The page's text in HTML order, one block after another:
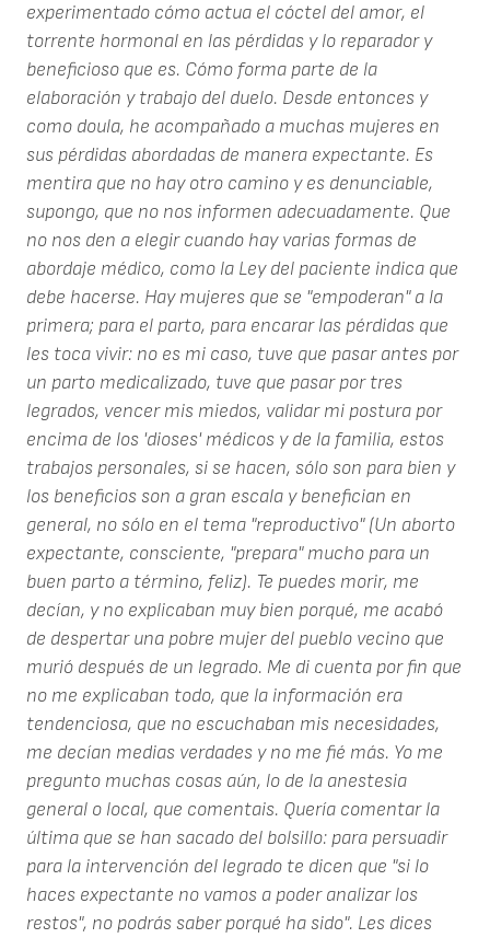
experimentado cómo actua el cóctel del amor, el
torrente hormonal en las pérdidas y lo reparador y
beneficioso que es. Cómo forma parte de la
elaboración y trabajo del duelo. Desde entonces y
como doula, he acompañado a muchas mujeres en
sus pérdidas abordadas de manera expectante. Es
mentira que no hay otro camino y es denunciable,
supongo, que no nos informen adecuadamente. Que
no nos den a elegir cuando hay varias formas de
abordaje médico, como la Ley del paciente indica que
debe hacerse. Hay mujeres que se "empoderan" a la
primera; para el parto, para encarar las pérdidas que
les toca vivir: no es mi caso, tuve que pasar antes por
un parto medicalizado, tuve que pasar por tres
legrados, vencer mis miedos, validar mi postura por
encima de los 'dioses' médicos y de la familia, estos
trabajos personales, si se hacen, sólo son para bien y
los beneficios son a gran escala y benefician en
general, no sólo en el tema "reproductivo" (Un aborto
expectante, consciente, "prepara" mucho para un
buen parto a término, feliz). Te puedes morir, me
decían, y no explicaban muy bien porqué, me acabó
de despertar una pobre mujer del pueblo vecino que
murió después de un legrado. Me di cuenta por fin que
no me explicaban todo, que la información era
tendenciosa, que no escuchaban mis necesidades,
me decían medias verdades y no me fié más. Yo me
pregunto muchas cosas aún, lo de la anestesia
general o local, que comentais. Quería comentar la
última que se han sacado del bolsillo: para persuadir
para la intervención del legrado te dicen que "si lo
haces expectante no vamos a poder analizar los
restos", no podrás saber porqué ha sido". Les dices